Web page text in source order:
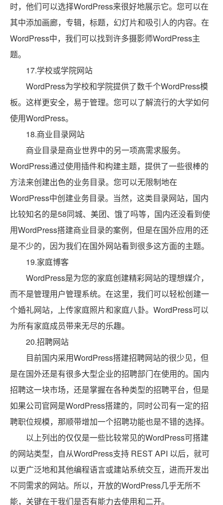
时，他们可以选择WordPress来很好地展示它。您可以在
其中添加画廊，专辑，标题，幻灯片和吸引人的内容。在
WordPress中，我们可以找到许多摄影师WordPress主
题。
17.学校或学院网站
WordPress为学校和学院提供了数千个WordPress模
板。这样更安全，易于管理。您可以了解流行的大学如何
使用WordPress。
18.商业目录网站
商业目录是商业世界中的另一项高需求服务。
WordPress通过使用插件和构建主题，提供了一些很棒的
方法来创建出色的业务目录。您可以无限制地在
WordPress中创建业务目录。当然，这类目录网站，国内
比较知名的是58同城、美团、饿了吗等，国内还没看到使
用WordPress搭建商业目录的案例，但是在国外应用的还
是不少的，因为我们在国外网站看到很多这方面的主题。
19.家庭博客
WordPress是为您的家庭创建精彩网站的理想媒介，
而不是管理用户管理系统。在这里，我们可以轻松创建一
个婚礼网站，上传家庭照片和家庭八卦。WordPress可以
为所有家庭成员带来无尽的乐趣。
20.招聘网站
目前国内采用WordPress搭建招聘网站的很少见，但
是在国外还是有很多大型企业的招聘部门在使用的。国内
招聘这一块市场，还是掌握在各种类型的招聘平台，但是
如果公司官网是WordPress搭建的，同时公司有一定的招
聘职位规模，那顺带增加一个招聘功能也是不错的选择。
以上列出的仅仅是一些比较常见的WordPress可搭建
的网站类型，自从WordPress支持 REST API 以后，就可
以更广泛地和其他编程语言或建站系统交互，进而开发出
不同需求的网站。所以，开放的WordPress几乎无所不
能，关键在于我们是否有能力去使用和二开。